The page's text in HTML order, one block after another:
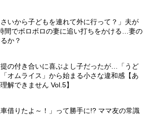
さいから子どもを連れて外に行って？」夫が
間でボロボロの妻に追い打ちをかける…妻の
か？
の付き合いに喜ぶよし子だったが…「うど
オムライス」から始まる小さな違和感【あ
解できません Vol.5】
車借りたよ～！」って勝手に!? ママ友の常識